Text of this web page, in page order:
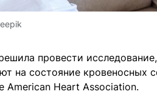
провести
на состояние кровеносных
American Heart Association.